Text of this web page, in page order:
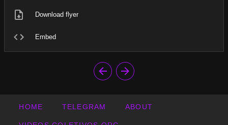
Download flyer
Embed
HOME TELEGRAM ABOUT